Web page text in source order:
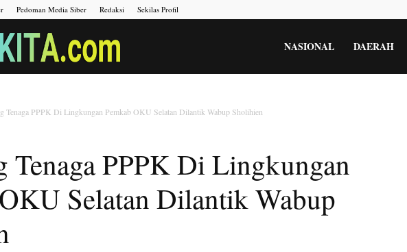
Pedoman Media Siber Redaksi Sekilas Profil
Menara
Gesah
NASIONAL DAERAH
Tenaga PPPK Di Lingkungan Pemkab OKU Selatan Dilantik Wabup Sholihien
Tenaga PPPK Di Lingkungan
Selatan Dilantik Wabup